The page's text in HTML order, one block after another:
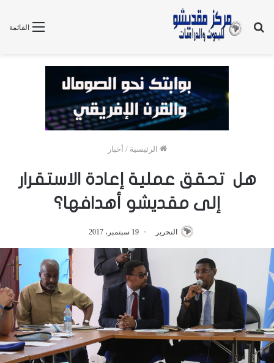
القائمة
بحث
الرئيسية / أخبار
هل تحقق عملية إعادة الاستقرار
إلى مقديشو أهدافها؟
التحرير 19 سبتمبر، 2017